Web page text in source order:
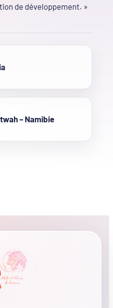
de développement. »
– Namibie